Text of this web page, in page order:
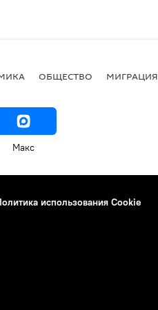
ОБЩЕСТВО МИГРАЦИЯ
Макс
использования Cookie